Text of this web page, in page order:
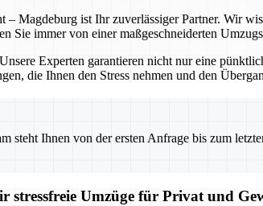
– Magdeburg ist Ihr zuverlässiger Partner. Wir
Sie immer von einer maßgeschneiderten
Experten garantieren nicht nur eine
die Ihnen den Stress nehmen und den
steht Ihnen von der ersten Anfrage bis zum
stressfreie Umzüge für Privat und